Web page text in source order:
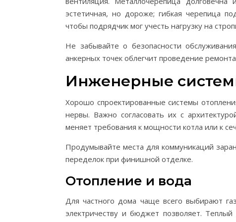
эстетичная, но дороже; гибкая черепица
чтобы подрядчик мог учесть нагрузку на
Не забывайте о безопасности
анкерных точек облегчит проведение
Инженерные
Хорошо спроектированные системы
нервы. Важно согласовать их с
меняет требования к мощности котла или к
Продумывайте места для коммуникаций
переделок при финишной отделке.
Отопление и вода
Для частного дома чаще всего выбирают
электричеству и бюджет позволяет.